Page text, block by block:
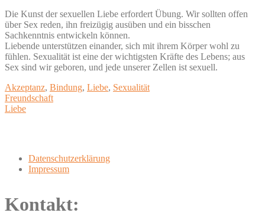
Die Kunst der sexuellen Liebe erfordert Übung. Wir sollten offen
über Sex reden, ihn freizügig ausüben und ein bisschen
Sachkenntnis entwickeln können.
Liebende unterstützen einander, sich mit ihrem Körper wohl zu
fühlen. Sexualität ist eine der wichtigsten Kräfte des Lebens; aus
Sex sind wir geboren, und jede unserer Zellen ist sexuell.
Akzeptanz, Bindung, Liebe, Sexualität
Post
Freundschaft
Liebe
Datenschutzerklärung
Impressum
Kontakt: